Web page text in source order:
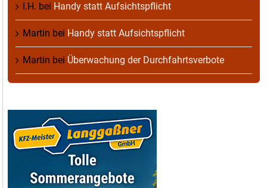
I.H. bei Handy statt Aufsichtspflicht
Martin bei Handy statt Aufsichtspflicht
Martin bei Überwachung der Durchfahrtsverbote